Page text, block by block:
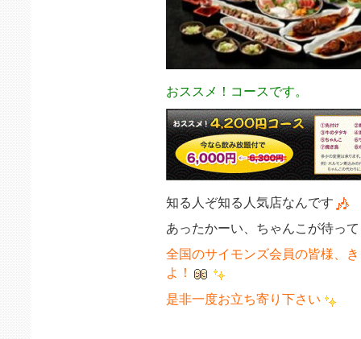
おススメ！コースです。
知る人ぞ知る人気店なんです
あったかーい、ちゃんこが待っ
全国のサイモンズ会員の皆様、
よ！
是非一度お立ち寄り下さい